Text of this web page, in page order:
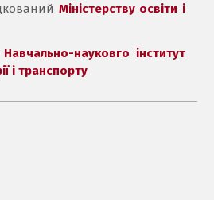
Міністерству освіти і
Навчально-науковго інститут
і транспорту